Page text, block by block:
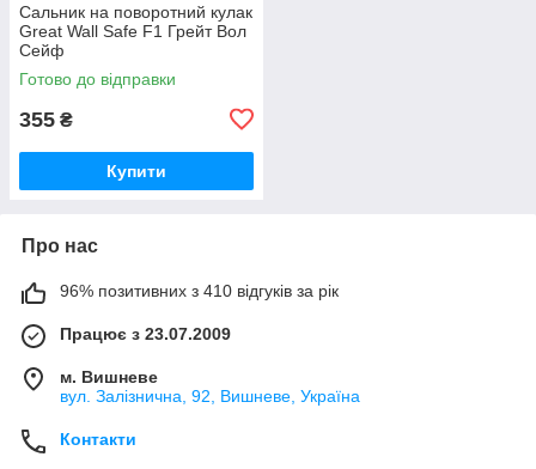
Сальник на поворотний кулак
Great Wall Safe F1 Грейт Вол
Сейф
Готово до відправки
355 ₴
Купити
Про нас
96% позитивних з 410 відгуків за рік
Працює з 23.07.2009
м. Вишневе
вул. Залізнична, 92, Вишневе, Україна
Контакти